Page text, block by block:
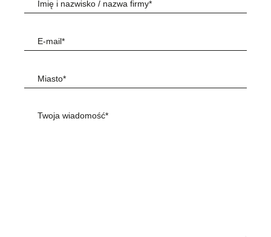
Imię i nazwisko / nazwa firmy*
E-mail*
Miasto*
Twoja wiadomość*